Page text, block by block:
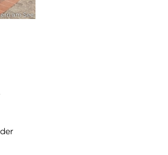
am See